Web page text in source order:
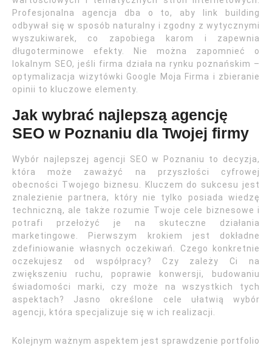
Profesjonalna agencja dba o to, aby link building
odbywał się w sposób naturalny i zgodny z wytycznymi
wyszukiwarek, co zapobiega karom i zapewnia
długoterminowe efekty. Nie można zapomnieć o
lokalnym SEO, jeśli firma działa na rynku poznańskim –
optymalizacja wizytówki Google Moja Firma i zbieranie
opinii to kluczowe elementy.
Jak wybrać najlepszą agencję
SEO w Poznaniu dla Twojej firmy
Wybór najlepszej agencji SEO w Poznaniu to decyzja,
która może zaważyć na przyszłości cyfrowej
obecności Twojego biznesu. Kluczem do sukcesu jest
znalezienie partnera, który nie tylko posiada wiedzę
techniczną, ale także rozumie Twoje cele biznesowe i
potrafi przełożyć je na skuteczne działania
marketingowe. Pierwszym krokiem jest dokładne
zdefiniowanie własnych oczekiwań. Czego konkretnie
oczekujesz od współpracy? Czy zależy Ci na
zwiększeniu ruchu, poprawie konwersji, budowaniu
świadomości marki, czy może na wszystkich tych
aspektach? Jasno określone cele ułatwią wybór
agencji, która specjalizuje się w ich realizacji.
Kolejnym ważnym aspektem jest sprawdzenie portfolio